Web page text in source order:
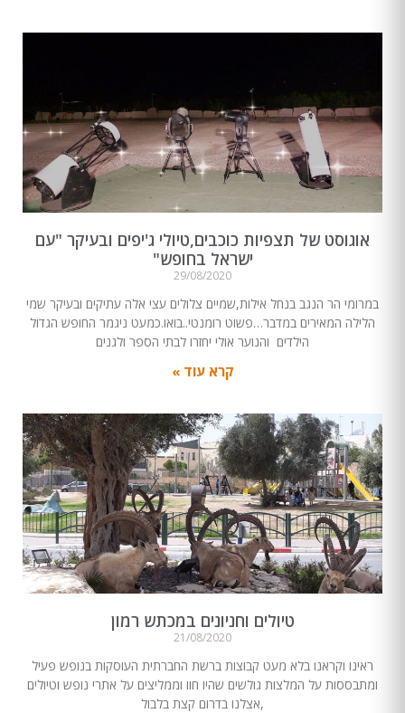
אוגוסט של תצפיות כוכבים,טיולי ג'יפים ובעיקר "עם
ישראל בחופש"
29/08/2020
במרומי הר הנגב בנחל אילות,שמיים צלולים עצי אלה עתיקים ובעיקר שמי
הלילה המאירים במדבר…פשוט רומנטי..בואו.כמעט ניגמר החופש הגדול
הילדים והנוער אולי יחזרו לבתי הספר ולגנים
קרא עוד »
טיולים וחניונים במכתש רמון
21/08/2020
ראינו וקראנו בלא מעט קבוצות ברשת החברתית העוסקות בנופש פעיל
ומתבססות על המלצות גולשים שהיו חוו וממליצים על אתרי נופש וטיולים
,אצלנו בדרום קצת בלבול